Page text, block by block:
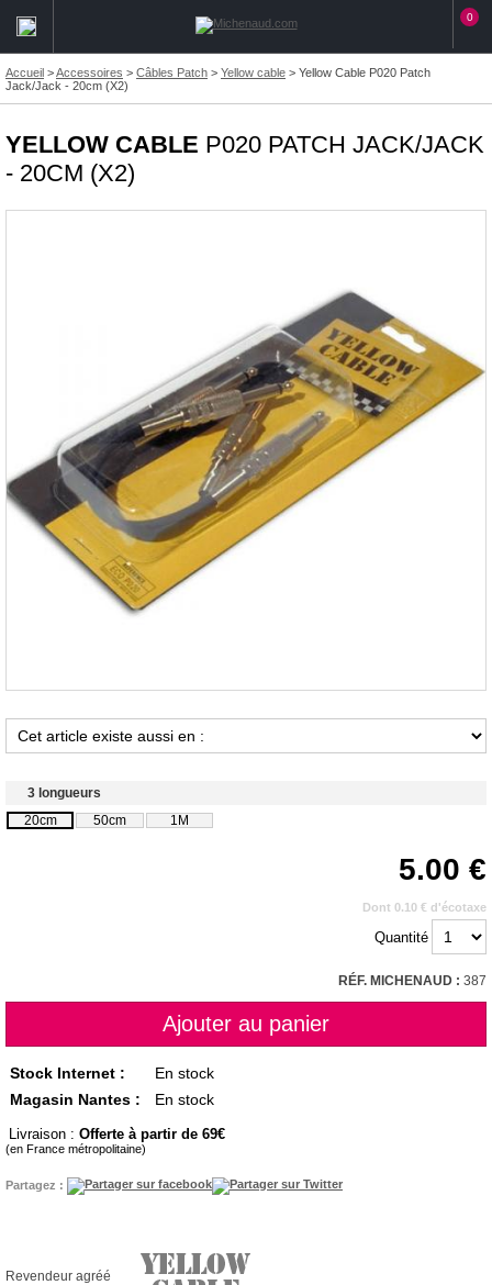
0
Accueil >Accessoires > Câbles Patch > Yellow cable > Yellow Cable P020 Patch
Jack/Jack - 20cm (X2)
YELLOW CABLE P020 PATCH JACK/JACK
- 20CM (X2)
3 longueurs
20cm
50cm 1M
5.00
Dont 0.10 € d'écotaxe
Quantité
RÉF. MICHENAUD : 387
Stock Internet :
En stock
Magasin Nantes :
En stock
Livraison : Offerte à partir de 69
(en France métropolitaine)
Partagez :
Revendeur agréé